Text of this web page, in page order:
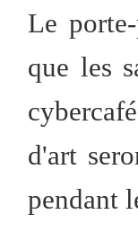
Le
que les
d'art
pendant